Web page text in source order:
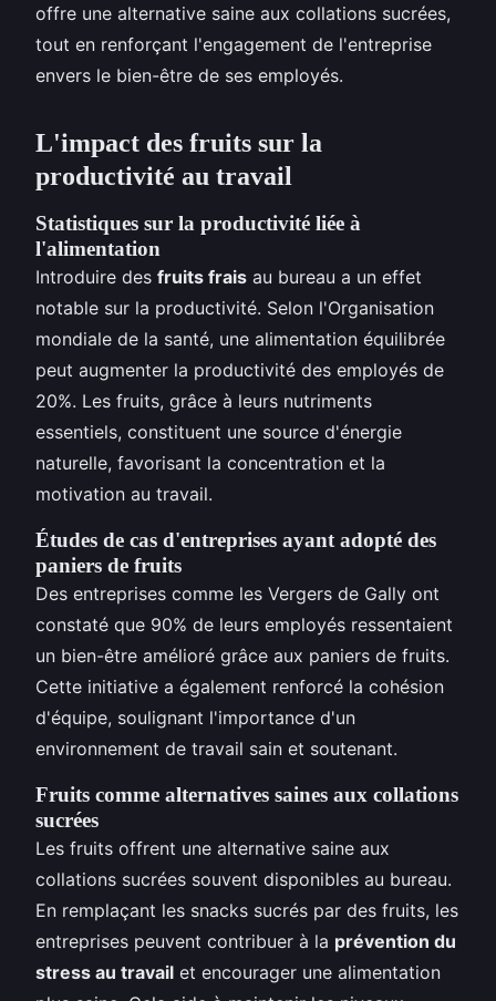
offre une alternative saine aux collations sucrées,
tout en renforçant l'engagement de l'entreprise
envers le bien-être de ses employés.
L'impact des fruits sur la
productivité au travail
Statistiques sur la productivité liée à
l'alimentation
Introduire des fruits frais au bureau a un effet
notable sur la productivité. Selon l'Organisation
mondiale de la santé, une alimentation équilibrée
peut augmenter la productivité des employés de
20%. Les fruits, grâce à leurs nutriments
essentiels, constituent une source d'énergie
naturelle, favorisant la concentration et la
motivation au travail.
Études de cas d'entreprises ayant adopté des
paniers de fruits
Des entreprises comme les Vergers de Gally ont
constaté que 90% de leurs employés ressentaient
un bien-être amélioré grâce aux paniers de fruits.
Cette initiative a également renforcé la cohésion
d'équipe, soulignant l'importance d'un
environnement de travail sain et soutenant.
Fruits comme alternatives saines aux collations
sucrées
Les fruits offrent une alternative saine aux
collations sucrées souvent disponibles au bureau.
En remplaçant les snacks sucrés par des fruits, les
entreprises peuvent contribuer à la prévention du
stress au travail et encourager une alimentation